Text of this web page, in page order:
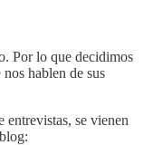
Por lo que decidimos
hablen de sus
entrevistas, se vienen